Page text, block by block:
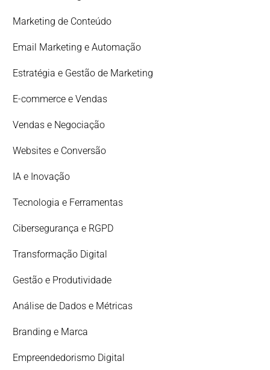
Marketing de Conteúdo
Email Marketing e Automação
Estratégia e Gestão de Marketing
E-commerce e Vendas
Vendas e Negociação
Websites e Conversão
IA e Inovação
Tecnologia e Ferramentas
Cibersegurança e RGPD
Transformação Digital
Gestão e Produtividade
Análise de Dados e Métricas
Branding e Marca
Empreendedorismo Digital